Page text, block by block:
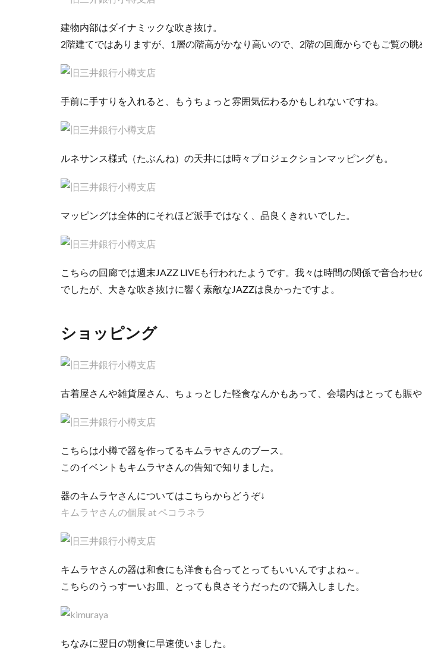
建物内部はダイナミックな吹き抜け。
2階建てではありますが、1層の階高がかなり高いので、2階の回廊からでもご覧の眺
手前に手すりを入れると、もうちょっと雰囲気伝わるかもしれないですね。
ルネサンス様式（たぶんね）の天井には時々プロジェクションマッピングも。
マッピングは全体的にそれほど派手ではなく、品良くきれいでした。
こちらの回廊では週末JAZZ LIVEも行われたようです。我々は時間の関係で音合わせ
でしたが、大きな吹き抜けに響く素敵なJAZZは良かったですよ。
ショッピング
古着屋さんや雑貨屋さん、ちょっとした軽食なんかもあって、会場内はとっても賑や
こちらは小樽で器を作ってるキムラヤさんのブース。
このイベントもキムラヤさんの告知で知りました。
器のキムラヤさんについてはこちらからどうぞ↓
キムラヤさんの個展 at ペコラネラ
キムラヤさんの器は和食にも洋食も合ってとってもいいんですよね～。
こちらのうっすーいお皿、とっても良さそうだったので購入しました。
ちなみに翌日の朝食に早速使いました。